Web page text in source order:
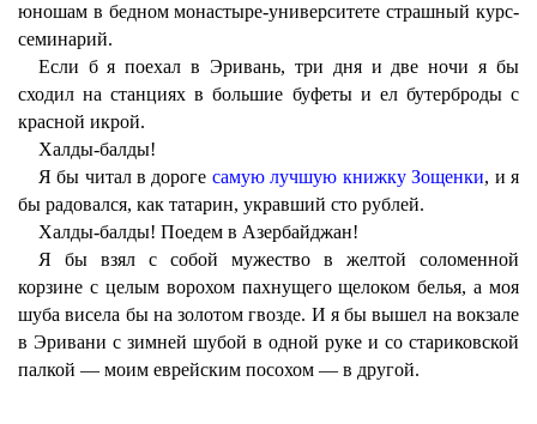
юношам в бедном монастыре-университете страшный курс-
семинарий.
Если б я поехал в Эривань, три дня и две ночи я бы
сходил на станциях в большие буфеты и ел бутерброды с
красной икрой.
Халды-балды!
Я бы читал в дороге самую лучшую книжку Зощенки, и я
бы радовался, как татарин, укравший сто рублей.
Халды-балды! Поедем в Азербайджан!
Я бы взял с собой мужество в желтой соломенной
корзине с целым ворохом пахнущего щелоком белья, а моя
шуба висела бы на золотом гвозде. И я бы вышел на вокзале
в Эривани с зимней шубой в одной руке и со стариковской
палкой — моим еврейским посохом — в другой.